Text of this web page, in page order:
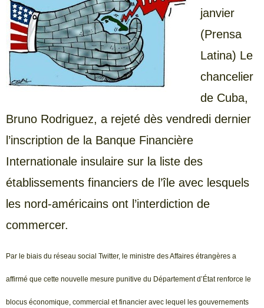
janvier
(Prensa
Latina) Le
chancelier
de Cuba,
Bruno Rodriguez, a rejeté dès vendredi dernier
l’inscription de la Banque Financière
Internationale insulaire sur la liste des
établissements financiers de l’île avec lesquels
les nord-américains ont l’interdiction de
commercer.
Par le biais du réseau social Twitter, le ministre des Affaires étrangères a
affirmé que cette nouvelle mesure punitive du Département d’État renforce le
blocus économique, commercial et financier avec lequel les gouvernements